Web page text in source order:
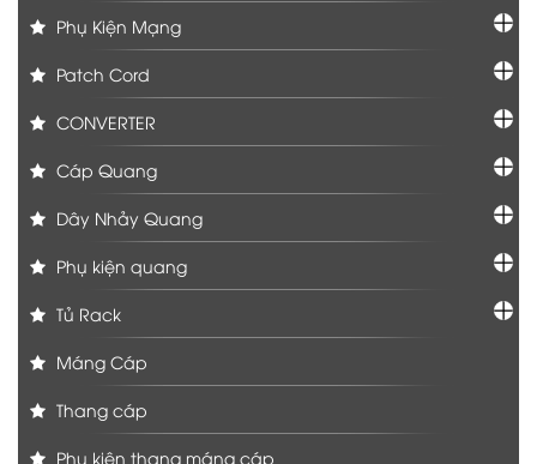
Phụ Kiện Mạng
Patch Cord
CONVERTER
Cáp Quang
Dây Nhảy Quang
Phụ kiện quang
Tủ Rack
Máng Cáp
Thang cáp
Phụ kiện thang máng cáp